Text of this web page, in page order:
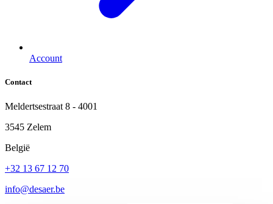
Account
Contact
Meldertsestraat 8 - 4001
3545 Zelem
België
+32 13 67 12 70
info@desaer.be